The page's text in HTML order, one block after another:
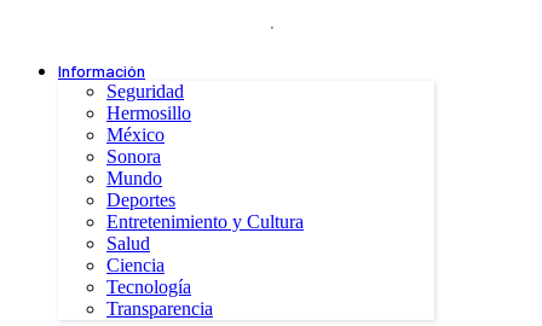
.
Información
Seguridad
Hermosillo
México
Sonora
Mundo
Deportes
Entretenimiento y Cultura
Salud
Ciencia
Tecnología
Transparencia